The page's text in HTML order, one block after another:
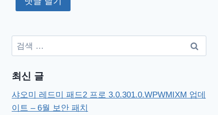
검
색:
최신 글
샤오미 레드미 패드2 프로 3.0.301.0.WPWMIXM 업데
이트 – 6월 보안 패치